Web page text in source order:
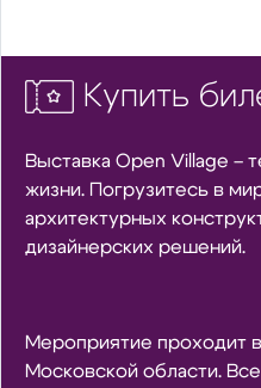
Купить
Выставка Open Village –
жизни. Погрузитесь в
архитектурных
дизайнерских решений.
Мероприятие проходит
Московской области.